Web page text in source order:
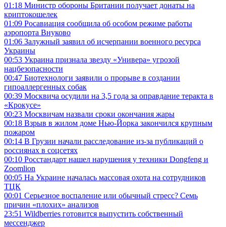
01:18 Министр обороны Британии получает донаты на
криптокошелек
01:09 Росавиация сообщила об особом режиме работы
аэропорта Внуково
01:06 Залужный заявил об исчерпании военного ресурса
Украины
00:53 Украина признала звезду «Универа» угрозой
нацбезопасности
00:47 Биотехнологи заявили о прорыве в создании
гипоаллергенных собак
00:39 Москвича осудили на 3,5 года за оправдание теракта в
«Крокусе»
00:23 Москвичам назвали сроки окончания жары
00:18 Взрыв в жилом доме Нью-Йорка закончился крупным
пожаром
00:14 В Грузии начали расследование из-за публикаций о
россиянах в соцсетях
00:10 Росстандарт нашел нарушения у техники Dongfeng и
Zoomlion
00:05 На Украине началась массовая охота на сотрудников
ТЦК
00:01 Серьезное воспаление или обычный стресс? Семь
причин «плохих» анализов
23:51 Wildberries готовится выпустить собственный
мессенджер